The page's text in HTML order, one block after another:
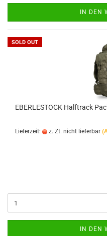
IN DEN
SOLD OUT
EBERLESTOCK Halftrack
Lieferzeit: z. Zt. nicht lieferbar
IN DEN